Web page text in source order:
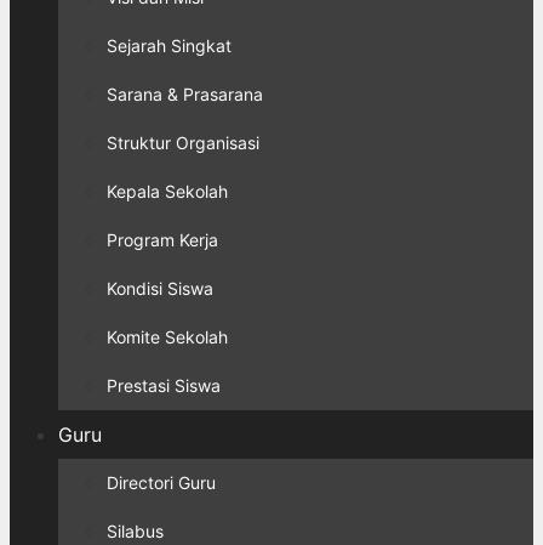
Sejarah Singkat
Sarana & Prasarana
Struktur Organisasi
Kepala Sekolah
Program Kerja
Kondisi Siswa
Komite Sekolah
Prestasi Siswa
Guru
Directori Guru
Silabus